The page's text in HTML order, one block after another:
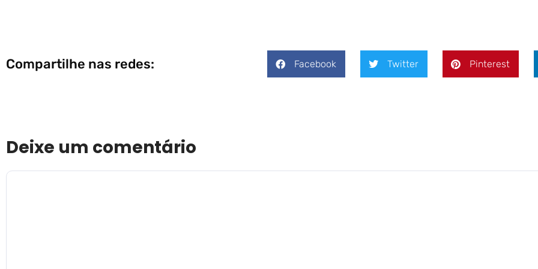
Compartilhe nas redes: Facebook Twitter Pinterest
Deixe um comentário